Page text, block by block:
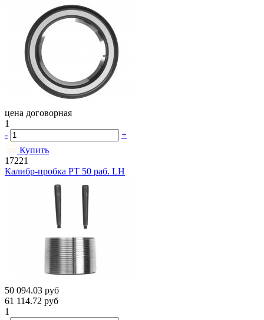
цена договорная
1
-
+
Купить
17221
Калибр-пробка РТ 50 раб. LH
50 094.03 руб
61 114.72 руб
1